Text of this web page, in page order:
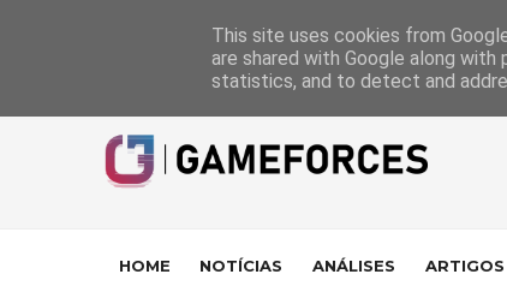
A equipa Pontuações das Análises
HOME NOTÍCIAS ANÁLISES ARTIGOS
This site uses cookies from
are shared with Google along
statistics, and to detect and